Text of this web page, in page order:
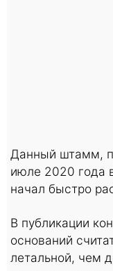
Данный штамм,
июле 2020 года
начал быстро
В публикации
оснований
летальной, чем